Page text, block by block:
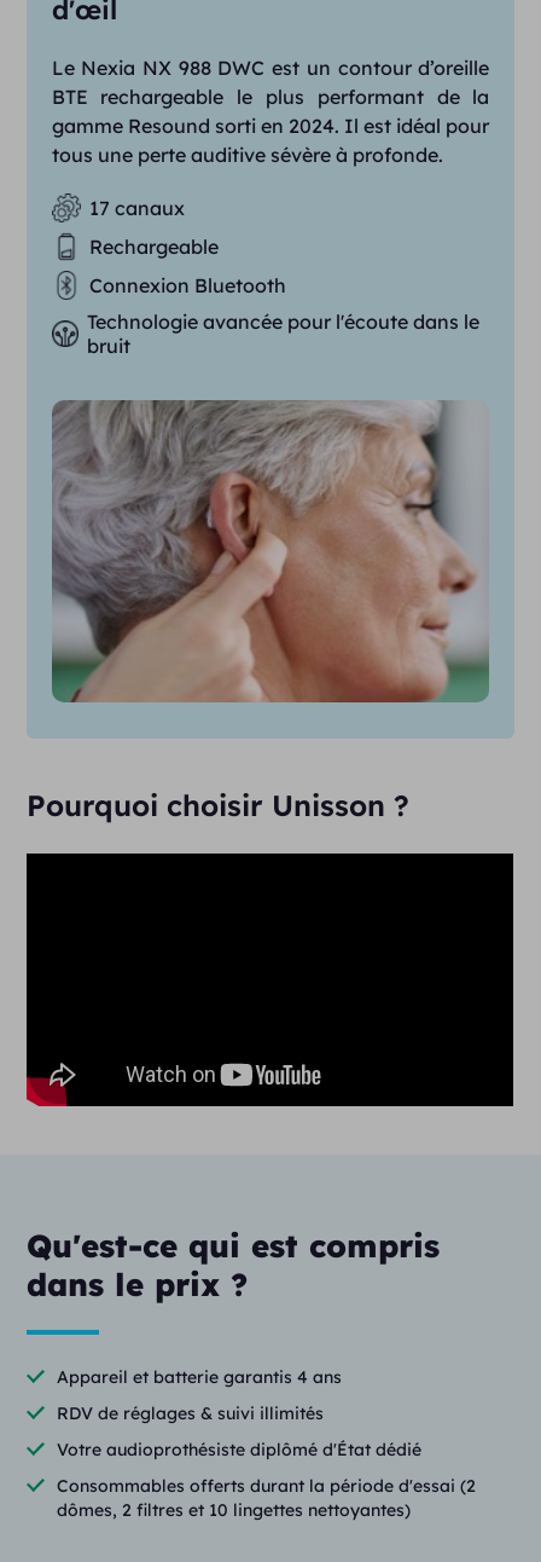
d'œil
Le Nexia NX 988 DWC est un contour d’oreille
BTE rechargeable le plus performant de la
gamme Resound sorti en 2024. Il est idéal pour
tous une perte auditive sévère à profonde.
17 canaux
Rechargeable
Connexion Bluetooth
Technologie avancée pour l'écoute dans le
bruit
Pourquoi choisir Unisson ?
Qu'est-ce qui est compris
dans le prix ?
Appareil et batterie garantis 4 ans
RDV de réglages & suivi illimités
Votre audioprothésiste diplômé d'État dédié
Consommables offerts durant la période d'essai (2
dômes, 2 filtres et 10 lingettes nettoyantes)